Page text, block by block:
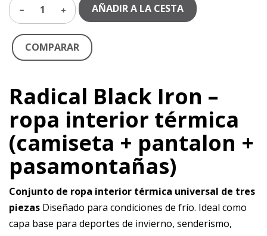
1 AÑADIR A LA CESTA
COMPARAR
Radical Black Iron –
ropa interior térmica
(camiseta + pantalon +
pasamontañas)
Conjunto de ropa interior térmica universal de tres
piezas Diseñado para condiciones de frío. Ideal como
capa base para deportes de invierno, senderismo,